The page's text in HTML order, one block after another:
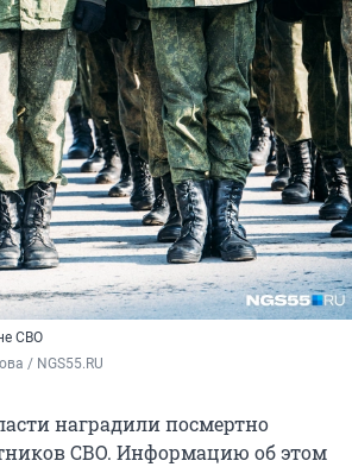
СВО
/ NGS55.RU
наградили посмертно
СВО. Информацию об этом